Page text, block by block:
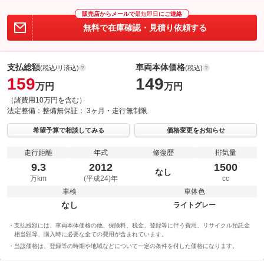
販売店からメールで最短即日 にご連絡
無料で在庫確認・見積り依頼する
支払総額(税込/リ済込)
159万円
（諸費用10万円を含む）
車両本体価格(税込)
149万円
法定整備： 整備無保証： 3ヶ月・走行無制限
希望予算で相談してみる 価格変更をお知らせ
走行距離
9.3
万km
年式
2012
(平成24)年
修復歴
なし
排気量
1500
cc
車検
なし
車体色
ライトグレー
支払総額には、車両本体価格の他、保険料、税金、登録等に伴う費用、リサイクル預託金
相当額等、購入時に必要な全ての費用が含まれています。
当該価格は、登録等の時期や地域などについて一定の条件を付した価格になります。